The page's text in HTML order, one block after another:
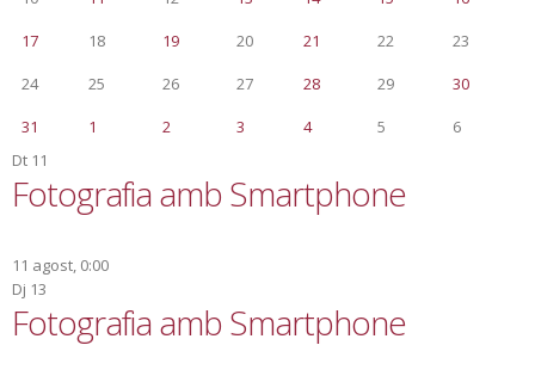
17
18 19 20 21 22
23
24
25 26 27 28 29
30
31
1 2 3 4 5
6
Dt 11
Fotografia amb Smartphone
11 agost, 0:00
Dj 13
Fotografia amb Smartphone